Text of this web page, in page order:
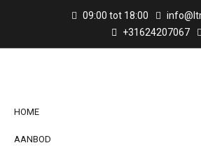
09:00 tot 18:00
+31624207067
HOME
AANBOD